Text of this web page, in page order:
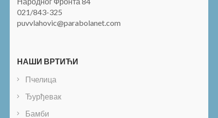
021/843-325
puvvlahovic@parabolanet.com
НАШИ ВРТИЋИ
Пчелица
Ђурђевак
Бамби